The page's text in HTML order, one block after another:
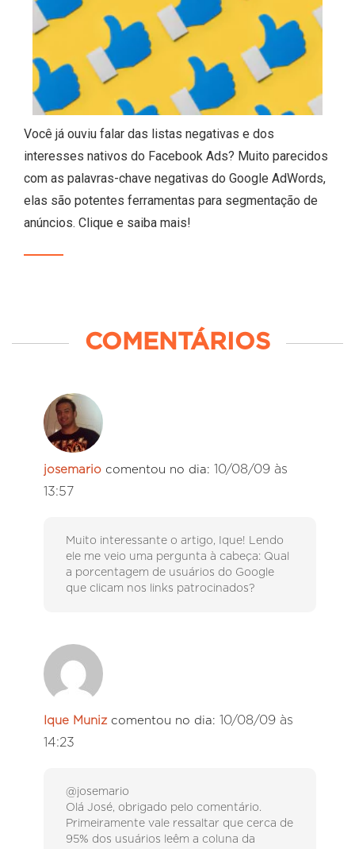
Você já ouviu falar das listas negativas e dos
interesses nativos do Facebook Ads? Muito parecidos
com as palavras-chave negativas do Google AdWords,
elas são potentes ferramentas para segmentação de
anúncios. Clique e saiba mais!
COMENTÁRIOS
josemario comentou no dia: 10/08/09 às
13:57
Muito interessante o artigo, Ique! Lendo
ele me veio uma pergunta à cabeça: Qual
a porcentagem de usuários do Google
que clicam nos links patrocinados?
Ique Muniz comentou no dia: 10/08/09 às
14:23
@josemario
Olá José, obrigado pelo comentário.
Primeiramente vale ressaltar que cerca de
95% dos usuários leêm a coluna da